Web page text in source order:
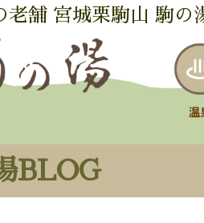
老舗 宮城栗駒山 駒の
BLOG